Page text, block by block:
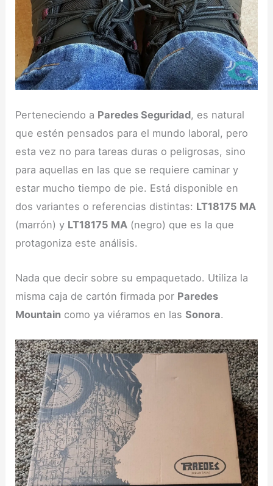
Perteneciendo a Paredes Seguridad, es natural
que estén pensados para el mundo laboral, pero
esta vez no para tareas duras o peligrosas, sino
para aquellas en las que se requiere caminar y
estar mucho tiempo de pie. Está disponible en
dos variantes o referencias distintas: LT18175 MA
(marrón) y LT18175 MA (negro) que es la que
protagoniza este análisis.
Nada que decir sobre su empaquetado. Utiliza la
misma caja de cartón firmada por Paredes
Mountain como ya viéramos en lasSonora.